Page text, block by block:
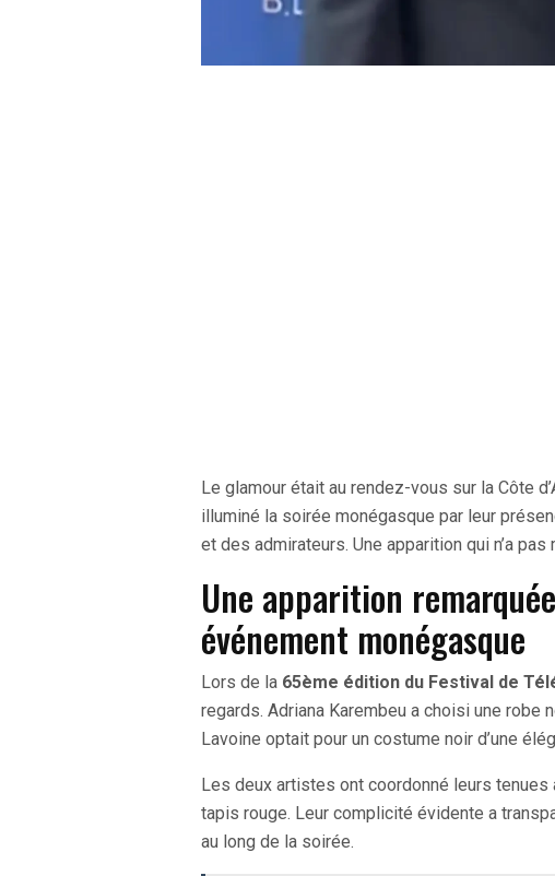
Le glamour était au rendez-vous sur la Côte
illuminé la soirée monégasque par leur
et des admirateurs. Une apparition qui n’a
Une apparition
événement monégasque
Lors de la 65ème édition du Festival de
regards. Adriana Karembeu a choisi une
Lavoine optait pour un costume noir d’une
Les deux artistes ont coordonné leurs
tapis rouge. Leur complicité évidente a
au long de la soirée.